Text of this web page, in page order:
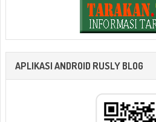
APLIKASI ANDROID RUSLY BLOG